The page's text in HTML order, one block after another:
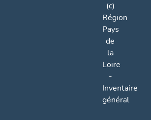
(c)
Région
Pays
de
la
Loire
-
Inventaire
général